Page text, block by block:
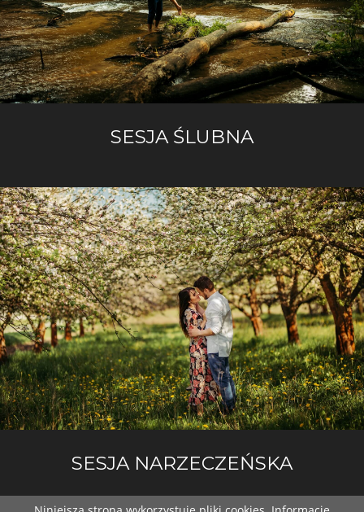
SESJA ŚLUBNA
SESJA NARZECZEŃSKA